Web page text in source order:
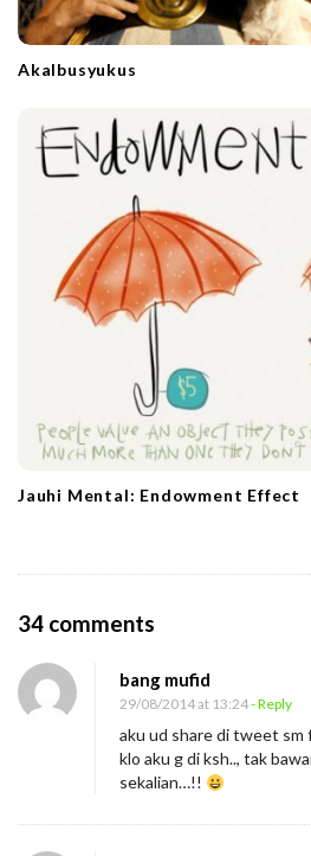
Akalbusyukus
Jauhi Mental: Endowment Effect
34 comments
S
a
p
bang mufid
29/08/2014 at 13:24- Reply
aku ud share di tweet sm
klo aku g di ksh.., tak
sekalian…!!